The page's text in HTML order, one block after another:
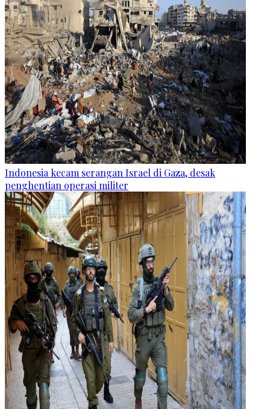
Indonesia kecam serangan Israel di Gaza, desak
penghentian operasi militer